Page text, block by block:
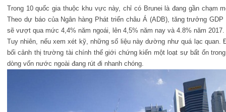
Trong 10 quốc gia thuộc khu vực này, chỉ có Brunei là đang gần chạm
Theo dự báo của Ngân hàng Phát triển châu Á (ADB), tăng trưởng
sẽ vượt qua mức 4,4% năm ngoái, lên 4,5% năm nay và 4.8% năm 2017.
Tuy nhiên, nếu xem xét kỹ, những số liệu này dường như quá lạc quan.
bối cảnh thị trường tài chính thế giới chứng kiến một loạt sự bất ổn
dòng vốn nước ngoài đang rút đi nhanh chóng.